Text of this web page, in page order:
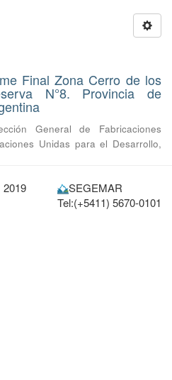
Final Zona Cerro de los
N°8. Provincia de
General de Fabricaciones
Unidas para el Desarrollo,
SEGEMAR
Tel:(+5411) 5670-0101